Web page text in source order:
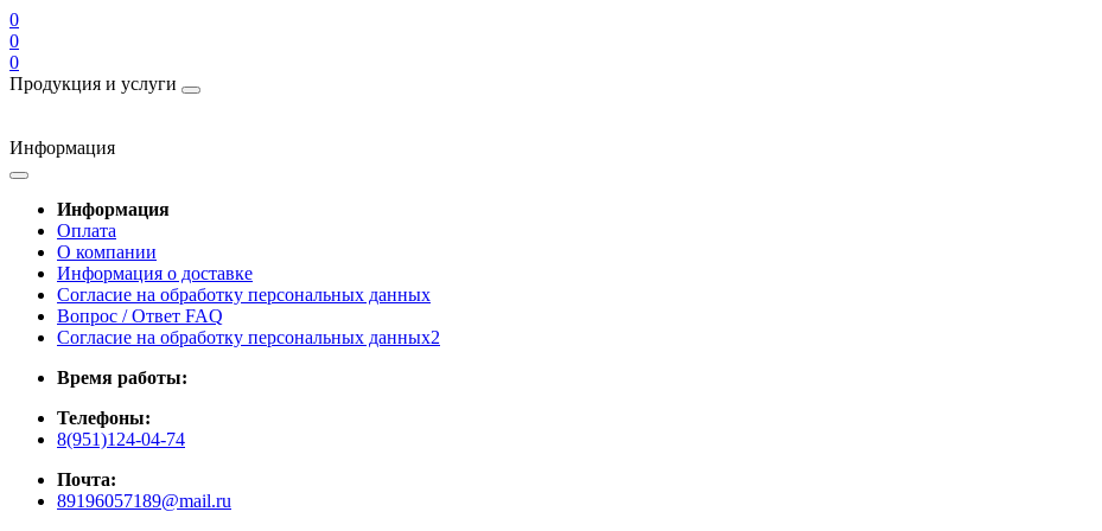
0
0
0
Продукция и услуги
Информация
Информация
Оплата
О компании
Информация о доставке
Согласие на обработку персональных данных
Вопрос / Ответ FAQ
Согласие на обработку персональных данных2
Время работы:
Телефоны:
8(951)124-04-74
Почта:
89196057189@mail.ru